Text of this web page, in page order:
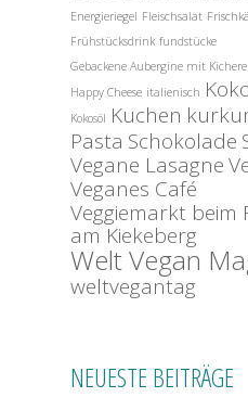
Energieriegel Fleischsalat
Frühstücksdrink fundstücke
Gebackene Aubergine mit
Happy Cheese italienisch
Kokosöl Kuchen
Pasta Schokolade
Vegane Lasagne
Veganes Café
Veggiemarkt beim
am Kiekeberg
Welt Vegan
weltvegantag
NEUESTE BEITRÄGE